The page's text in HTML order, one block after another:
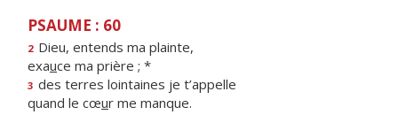
PSAUME : 60
2 Dieu, entends ma plainte,
exauce ma prière ; *
3 des terres lointaines je t’appelle
quand le cœur me manque.